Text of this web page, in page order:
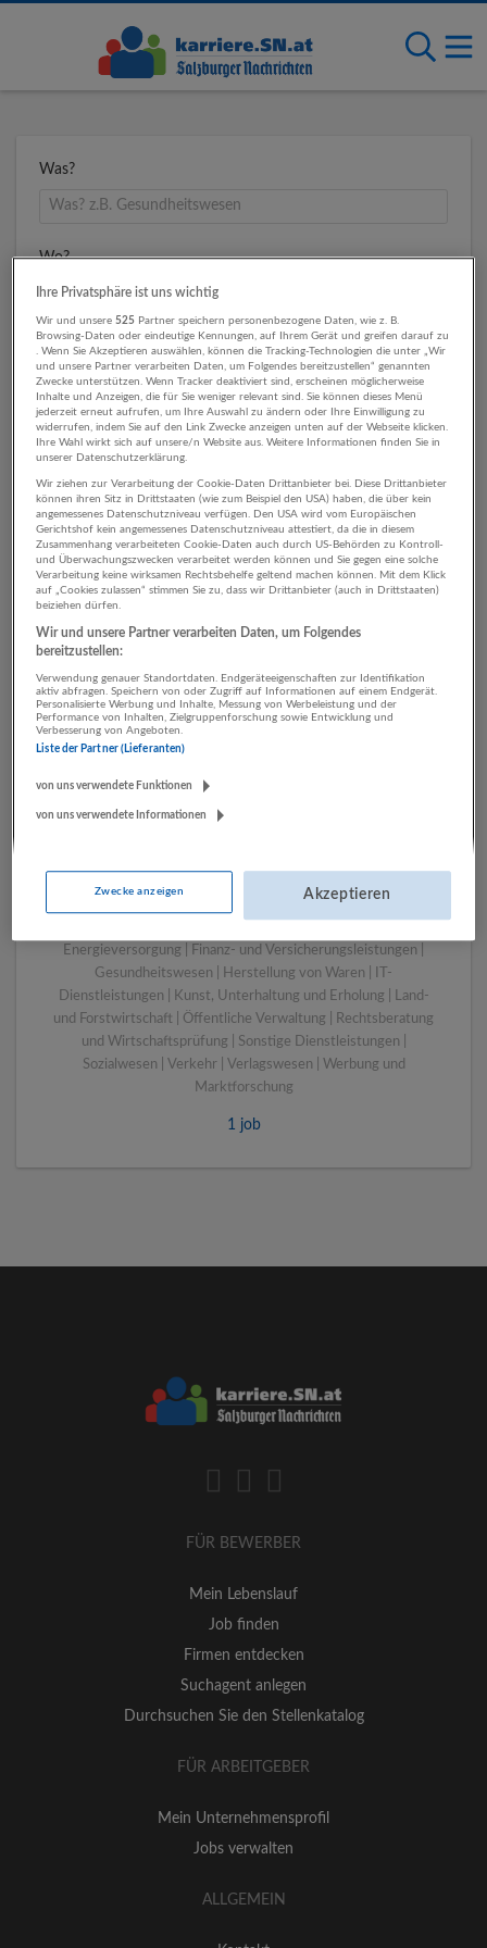
Was?
Wo?
Umkreis
1 Gebäudemanagement,
Reinigung Rechtsberatung
und Wirtschaftsprüfung
LUGSTEIN CONSULTING
Energieversorgung | Finanz- und Versicherungsleistungen |
Gesundheitswesen | Herstellung von Waren | IT-
Dienstleistungen | Kunst, Unterhaltung und Erholung | Land-
und Forstwirtschaft | Öffentliche Verwaltung | Rechtsberatung
und Wirtschaftsprüfung | Sonstige Dienstleistungen |
Sozialwesen | Verkehr | Verlagswesen | Werbung und
Marktforschung
1 job
FÜR BEWERBER
Mein Lebenslauf
Job finden
Firmen entdecken
Suchagent anlegen
Durchsuchen Sie den Stellenkatalog
FÜR ARBEITGEBER
Mein Unternehmensprofil
Jobs verwalten
ALLGEMEIN
Ihre Privatsphäre ist uns wichtig
Wir und unsere 525 Partner speichern personenbezogene Daten, wie z. B.
Browsing-Daten oder eindeutige Kennungen, auf Ihrem Gerät und greifen darauf zu
. Wenn Sie Akzeptieren auswählen, können die Tracking-Technologien die unter „Wir
und unsere Partner verarbeiten Daten, um Folgendes bereitzustellen“ genannten
Zwecke unterstützen. Wenn Tracker deaktiviert sind, erscheinen möglicherweise
Inhalte und Anzeigen, die für Sie weniger relevant sind. Sie können dieses Menü
jederzeit erneut aufrufen, um Ihre Auswahl zu ändern oder Ihre Einwilligung zu
widerrufen, indem Sie auf den Link Zwecke anzeigen unten auf der Webseite klicken.
Ihre Wahl wirkt sich auf unsere/n Website aus. Weitere Informationen finden Sie in
unserer Datenschutzerklärung.
Wir ziehen zur Verarbeitung der Cookie-Daten Drittanbieter bei. Diese Drittanbieter
können ihren Sitz in Drittstaaten (wie zum Beispiel den USA) haben, die über kein
angemessenes Datenschutzniveau verfügen. Den USA wird vom Europäischen
Gerichtshof kein angemessenes Datenschutzniveau attestiert, da die in diesem
Zusammenhang verarbeiteten Cookie-Daten auch durch US-Behörden zu Kontroll-
und Überwachungszwecken verarbeitet werden können und Sie gegen eine solche
Verarbeitung keine wirksamen Rechtsbehelfe geltend machen können. Mit dem Klick
auf „Cookies zulassen“ stimmen Sie zu, dass wir Drittanbieter (auch in Drittstaaten)
beiziehen dürfen.
Wir und unsere Partner verarbeiten Daten, um Folgendes
bereitzustellen:
Verwendung genauer Standortdaten. Endgeräteeigenschaften zur Identifikation
aktiv abfragen. Speichern von oder Zugriff auf Informationen auf einem Endgerät.
Personalisierte Werbung und Inhalte, Messung von Werbeleistung und der
Performance von Inhalten, Zielgruppenforschung sowie Entwicklung und
Verbesserung von Angeboten.
Liste der Partner (Lieferanten)
von uns verwendete Funktionen
von uns verwendete Informationen
Zwecke anzeigen Akzeptieren